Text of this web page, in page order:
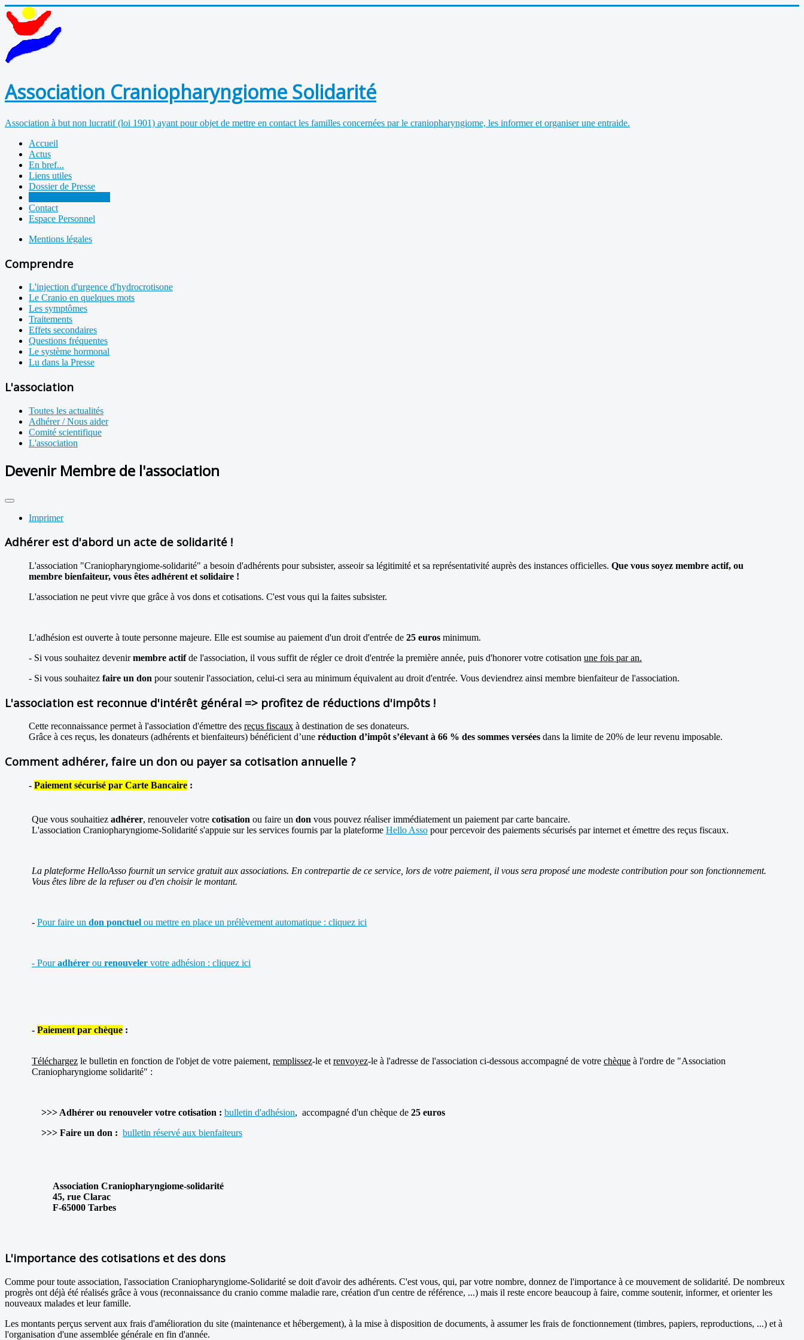
Association Craniopharyngiome Solidarité
Association à but non lucratif (loi 1901) ayant pour objet de mettre en contact les familles concernées par le craniopharyngiome, les informer et organiser une entraide.
Accueil
Actus
En bref...
Liens utiles
Dossier de Presse
Contact
Espace Personnel
Mentions légales
Comprendre
L'injection d'urgence d'hydrocrotisone
Le Cranio en quelques mots
Les symptômes
Traitements
Effets secondaires
Questions fréquentes
Le système hormonal
Lu dans la Presse
L'association
Toutes les actualités
Adhérer / Nous aider
Comité scientifique
L'association
Devenir Membre de l'association
Imprimer
Adhérer est d'abord un acte de solidarité !
L'association "Craniopharyngiome-solidarité" a besoin d'adhérents pour subsister, asseoir sa légitimité et sa représentativité auprès des instances officielles. Que vous soyez membre actif, ou
membre bienfaiteur, vous êtes adhérent et solidaire !
L'association ne peut vivre que grâce à vos dons et cotisations. C'est vous qui la faites subsister.
L'adhésion est ouverte à toute personne majeure. Elle est soumise au paiement d'un droit d'entrée de 25 euros minimum.
- Si vous souhaitez devenirmembre actifde l'association, il vous suffit de régler ce droit d'entrée la première année, puis d'honorer votre cotisation une fois par an.
- Si vous souhaitez faire un don pour soutenir l'association, celui-ci sera au minimum équivalent au droit d'entrée. Vous deviendrez ainsi membre bienfaiteur de l'association.
L'association est reconnue d'intérêt général => profitez de réductions d'impôts !
Cette reconnaissance permet à l'association d'émettre des reçus fiscaux à destination de ses donateurs.
Grâce à ces reçus, les donateurs (adhérents et bienfaiteurs) bénéficient d’une réduction d’impôt s’élevant à 66 % des sommes versées dans la limite de 20% de leur revenu imposable.
Comment adhérer, faire un don ou payer sa cotisation annuelle ?
- Paiement sécurisé par Carte Bancaire :
Que vous souhaitiez adhérer, renouveler votre cotisation ou faire un don vous pouvez réaliser immédiatement un paiement par carte bancaire.
L'association Craniopharyngiome-Solidarité s'appuie sur les services fournis par la plateforme Hello Asso pour percevoir des paiements sécurisés par internet et émettre des reçus fiscaux.
La plateforme HelloAsso fournit un service gratuit aux associations. En contrepartie de ce service, lors de votre paiement, il vous sera proposé une modeste contribution pour son fonctionnement.
Vous êtes libre de la refuser ou d'en choisir le montant.
- Pour faire un don ponctuel ou mettre en place un prélèvement automatique : cliquez ici
- Pouradhérer ou renouveler votre adhésion : cliquez ici
- Paiement par chèque :
Téléchargez le bulletin en fonction de l'objet de votre paiement, remplissez-le et renvoyez-le à l'adresse de l'association ci-dessous accompagné de votre chèque à l'ordre de "Association
Craniopharyngiome solidarité" :
>>> Adhérer ou renouveler votre cotisation : bulletin d'adhésion, accompagné d'un chèque de 25 euros
>>> Faire un don : bulletin réservé aux bienfaiteurs
Association Craniopharyngiome-solidarité
45, rue Clarac
F-65000 Tarbes
L'importance des cotisations et des dons
Comme pour toute association, l'association Craniopharyngiome-Solidarité se doit d'avoir des adhérents. C'est vous, qui, par votre nombre, donnez de l'importance à ce mouvement de solidarité. De nombreux
progrès ont déjà été réalisés grâce à vous (reconnaissance du cranio comme maladie rare, création d'un centre de référence, ...) mais il reste encore beaucoup à faire, comme soutenir, informer, et orienter les
nouveaux malades et leur famille.
Les montants perçus servent aux frais d'amélioration du site (maintenance et hébergement), à la mise à disposition de documents, à assumer les frais de fonctionnement (timbres, papiers, reproductions, ...) et à
l'organisation d'une assemblée générale en fin d'année.